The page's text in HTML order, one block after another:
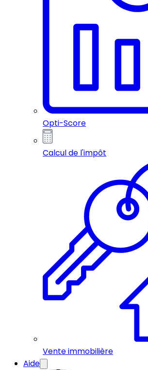
Opti-Score
Calcul de l'impôt
Vente immobilière
Aide